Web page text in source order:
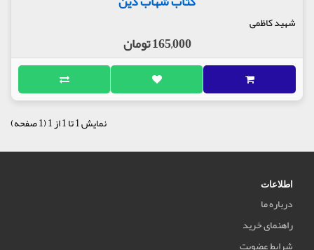
شهید کاظمی
165,000 تومان
نمایش 1 تا 1 از 1 (1 صفحه)
اطلاعات
درباره ما
راهنمای خرید
شرایط عضویت